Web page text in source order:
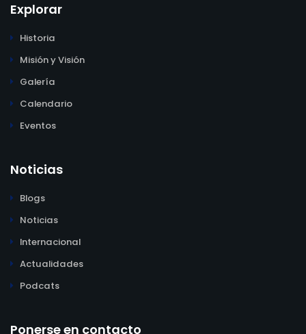
Explorar
Historia
Misión y Visión
Galería
Calendario
Eventos
Noticias
Blogs
Noticias
Internacional
Actualidades
Podcats
Ponerse en contacto